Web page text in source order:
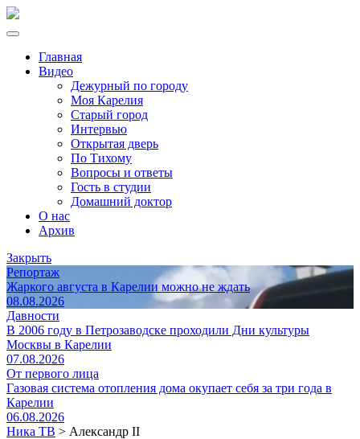
Главная
Видео
Дежурный по городу
Моя Карелия
Старый город
Интервью
Открытая дверь
По Тихому
Вопросы и ответы
Гость в студии
Домашний доктор
О нас
Архив
Закрыть
Репортаж
Жаркого августа в Карелии можно не ждать
08.08.2026
Давности
В 2006 году в Петрозаводске проходили Дни культуры
Москвы в Карелии
07.08.2026
От первого лица
Газовая система отопления дома окупает себя за три года в
Карелии
06.08.2026
Ника ТВ > Александр II